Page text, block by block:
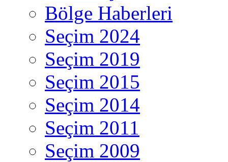
Bölge Haberleri
Seçim 2024
Seçim 2019
Seçim 2015
Seçim 2014
Seçim 2011
Seçim 2009